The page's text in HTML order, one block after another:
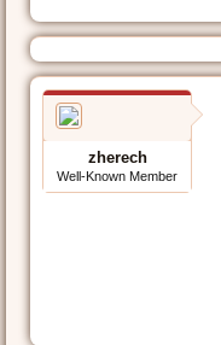
zherech
Well-Known Member